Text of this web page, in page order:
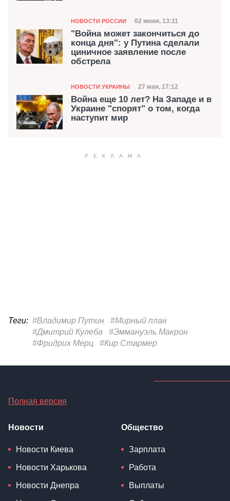
Категория
НОВОСТИ РОССИИ Дата публикации
02 июня, 13:11
"Война может закончиться до
конца дня": у Путина сделали
циничное заявление после
обстрела
Категория
НОВОСТИ УКРАИНЫ Дата публикации
27 мая, 17:12
Война еще 10 лет? На Западе и в
Украине "спорят" о том, когда
наступит мир
Теги: #Владимир Путин
#Мирный план
#Дмитрий Кулеба
#Эммануэль Макрон
#Фридрих Мерц
#Кир Стармер
Полная версия
Новости
Новости Киева
Новости Харькова
Новости Днепра
Общество
Зарплата
Работа
Выплаты